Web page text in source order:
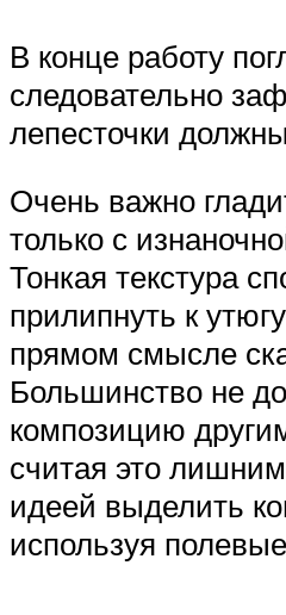
В конце работу
следовательно
лепесточки
Очень важно
только с
Тонкая текстура
прилипнуть к
прямом смысле
Большинство не
композицию
считая это
идеей выделить
используя